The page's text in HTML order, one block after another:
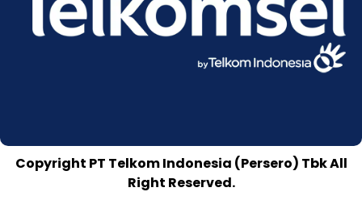
Copyright PT Telkom Indonesia (Persero) Tbk All
Right Reserved.